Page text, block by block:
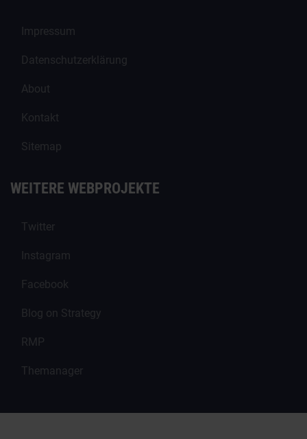
Impressum
Datenschutzerklärung
About
Kontakt
Sitemap
WEITERE WEBPROJEKTE
Twitter
Instagram
Facebook
Blog on Strategy
RMP
Themanager